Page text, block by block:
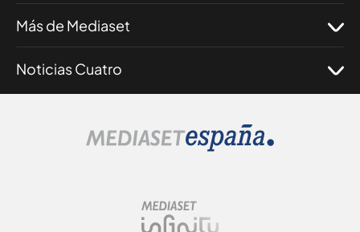
Más de Mediaset
Noticias Cuatro